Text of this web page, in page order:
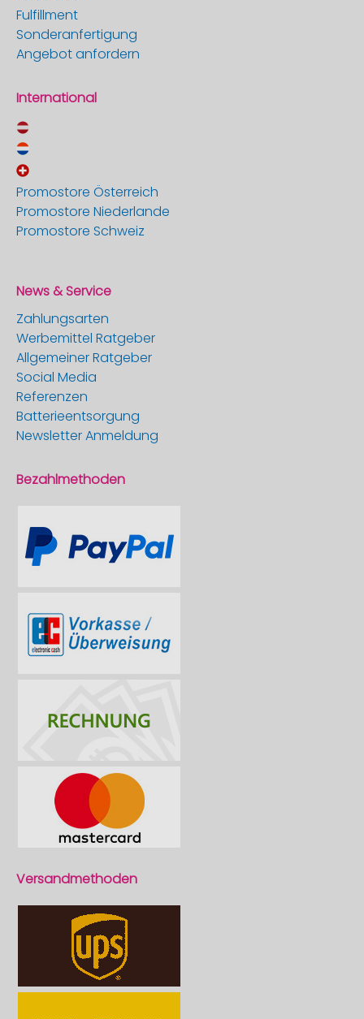
Fulfillment
Sonderanfertigung
Angebot anfordern
International
Promostore Österreich
Promostore Niederlande
Promostore Schweiz
News & Service
Zahlungsarten
Werbemittel Ratgeber
Allgemeiner Ratgeber
Social Media
Referenzen
Batterieentsorgung
Newsletter Anmeldung
Bezahlmethoden
Versandmethoden